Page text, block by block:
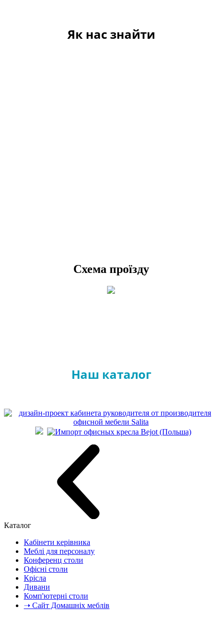
Як нас знайти
Схема проїзду
Наш каталог
Каталог
Кабінети керівника
Меблі для персоналу
Конференц столи
Офісні столи
Крісла
Дивани
Комп'ютерні столи
➝ Сайт Домашніх меблів